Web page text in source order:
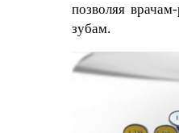
позволяя
зубам.